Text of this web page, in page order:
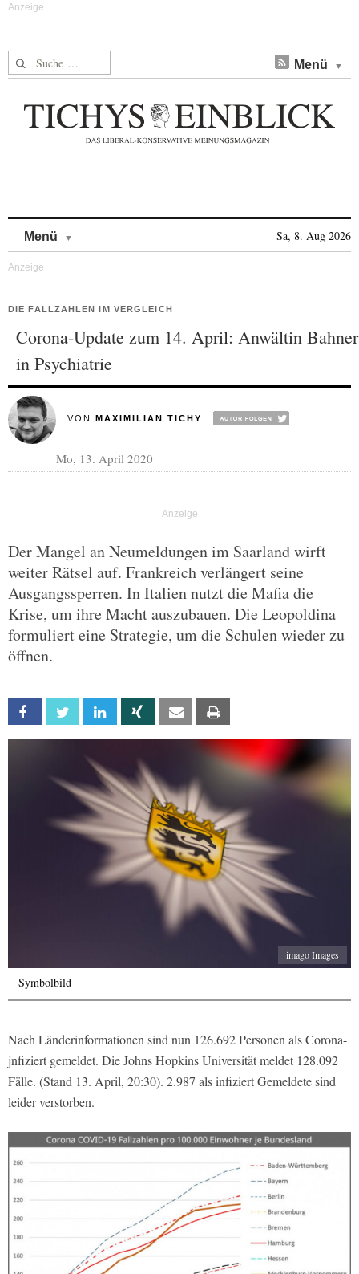
Suche nach: Menü
Menü Sa, 8. Aug 2026
DIE FALLZAHLEN IM VERGLEICH
Corona-Update zum 14. April: Anwältin Bahner
in Psychiatrie
VON MAXIMILIAN TICHY
Mo, 13. April 2020
Der Mangel an Neumeldungen im Saarland wirft
weiter Rätsel auf. Frankreich verlängert seine
Ausgangssperren. In Italien nutzt die Mafia die
Krise, um ihre Macht auszubauen. Die Leopoldina
formuliert eine Strategie, um die Schulen wieder zu
öffnen.
Facebook Twitter Linkedin Xing Email
imago Images
Symbolbild
Nach Länderinformationen sind nun 126.692 Personen als Corona-
jnfiziert gemeldet. Die Johns Hopkins Universität meldet 128.092
Fälle. (Stand 13. April, 20:30). 2.987 als infiziert Gemeldete sind
leider verstorben.